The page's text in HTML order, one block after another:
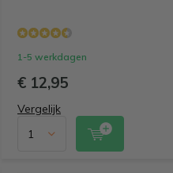
1-5 werkdagen
€ 12,95
Vergelijk